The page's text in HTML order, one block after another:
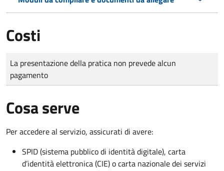
Costi
Tipo di pagamento
Importo
La presentazione della pratica non prevede alcun
pagamento
Cosa serve
Per accedere al servizio, assicurati di avere:
SPID (sistema pubblico di identità digitale), carta
d’identità elettronica (CIE) o carta nazionale dei servizi